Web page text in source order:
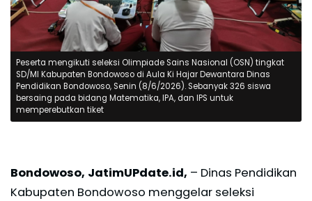
Peserta mengikuti seleksi Olimpiade Sains Nasional (OSN) tingkat
SD/MI Kabupaten Bondowoso di Aula Ki Hajar Dewantara Dinas
Pendidikan Bondowoso, Senin (8/6/2026). Sebanyak 326 siswa
bersaing pada bidang Matematika, IPA, dan IPS untuk
memperebutkan tiket
Bondowoso, JatimUPdate.id, – Dinas Pendidikan
Kabupaten Bondowoso menggelar seleksi